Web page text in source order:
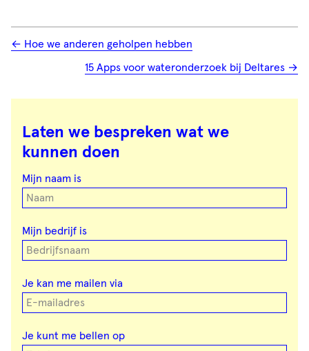
← Hoe we anderen geholpen hebben
15 Apps voor wateronderzoek bij Deltares →
Laten we bespreken wat we
kunnen doen
fill
this
out
if
human:
Mijn naam is
Mijn bedrijf is
Je kan me mailen via
Je kunt me bellen op